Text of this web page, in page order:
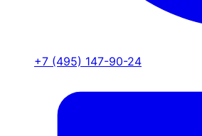
+7 (495) 147-90-24